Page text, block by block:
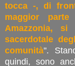
tocca -, di
maggior
Amazzonia,
sacerdotale
comunità".
quindi, sono